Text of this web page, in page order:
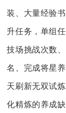
装、大量经验
升任务，单组
技场挑战次数
名、完成将星
天刷新无双试
化精炼的养成